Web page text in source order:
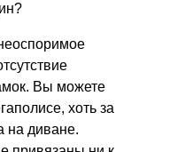
Вы можете
хоть за
на диване.